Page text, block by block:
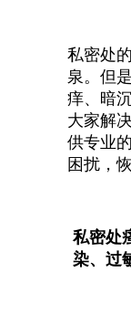
私密处
泉。但
痒、暗
大家解
供专业
困扰，
私密处
染、过